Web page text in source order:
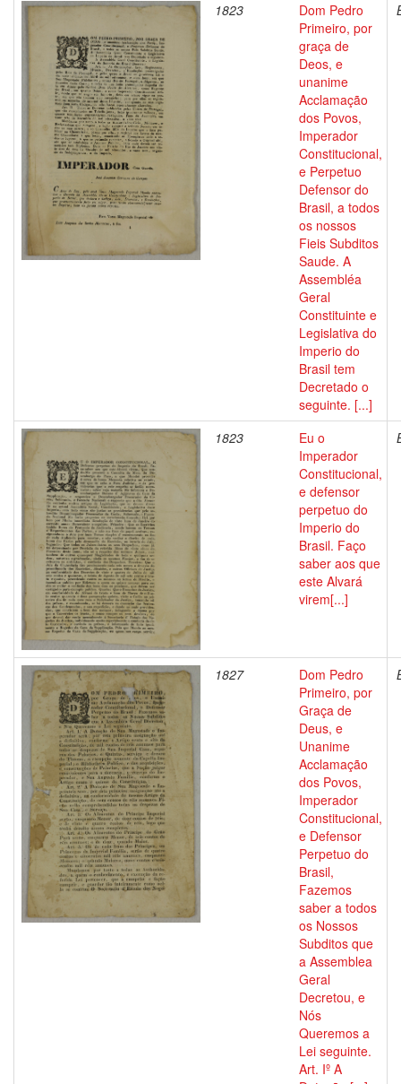
1823
Dom Pedro
Primeiro, por
graça de
Deos, e
unanime
Acclamação
dos Povos,
Imperador
Constitucional,
e Perpetuo
Defensor do
Brasil, a todos
os nossos
Fieis Subditos
Saude. A
Assembléa
Geral
Constituinte e
Legislativa do
Imperio do
Brasil tem
Decretado o
seguinte. [...]
1823
Eu o
Imperador
Constitucional,
e defensor
perpetuo do
Imperio do
Brasil. Faço
saber aos que
este Alvará
virem[...]
1827
Dom Pedro
Primeiro, por
Graça de
Deus, e
Unanime
Acclamação
dos Povos,
Imperador
Constitucional,
e Defensor
Perpetuo do
Brasil,
Fazemos
saber a todos
os Nossos
Subditos que
a Assemblea
Geral
Decretou, e
Nós
Queremos a
Lei seguinte.
Art. Iº A